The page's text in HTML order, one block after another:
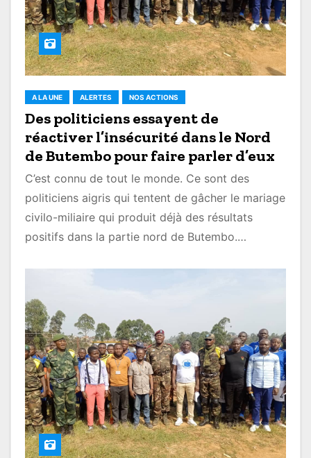
A LA UNE ALERTES NOS ACTIONS
Des politiciens essayent de
réactiver l’insécurité dans le Nord
de Butembo pour faire parler d’eux
C’est connu de tout le monde. Ce sont des
politiciens aigris qui tentent de gâcher le mariage
civilo-miliaire qui produit déjà des résultats
positifs dans la partie nord de Butembo.…